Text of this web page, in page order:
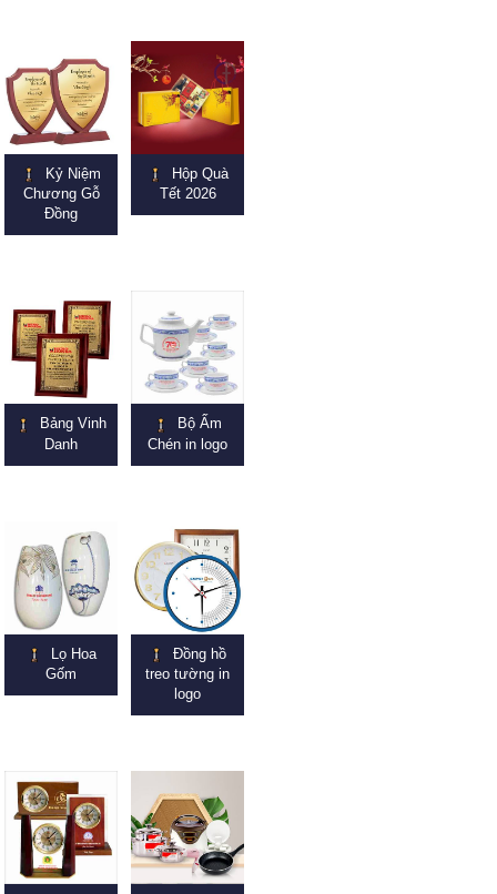
Kỷ Niệm
Chương Gỗ
Đồng
Hộp Quà
Tết 2026
Bảng Vinh
Danh
Bộ Ấm
Chén in logo
Lọ Hoa
Gốm
Đồng hồ
treo tường in
logo